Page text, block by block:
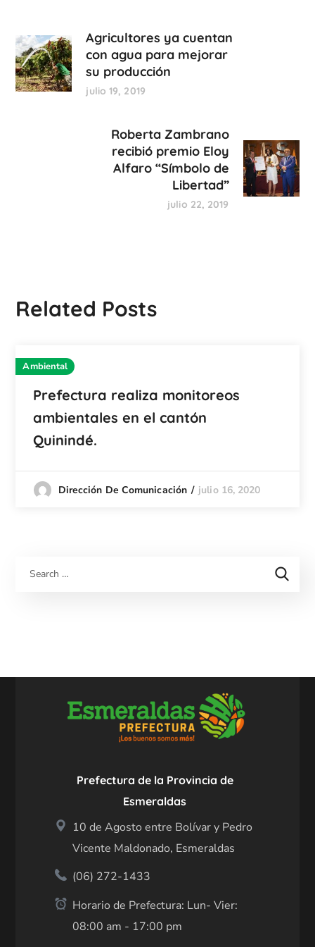
Agricultores ya cuentan
con agua para mejorar
su producción
julio 19, 2019
Roberta Zambrano
recibió premio Eloy
Alfaro “Símbolo de
Libertad”
julio 22, 2019
Related Posts
Ambiental
Prefectura realiza monitoreos
ambientales en el cantón
Quinindé.
Dirección De Comunicación julio 16, 2020
Prefectura de la Provincia de
Esmeraldas
10 de Agosto entre Bolívar y Pedro
Vicente Maldonado, Esmeraldas
(06) 272-1433
Horario de Prefectura: Lun- Vier:
08:00 am - 17:00 pm